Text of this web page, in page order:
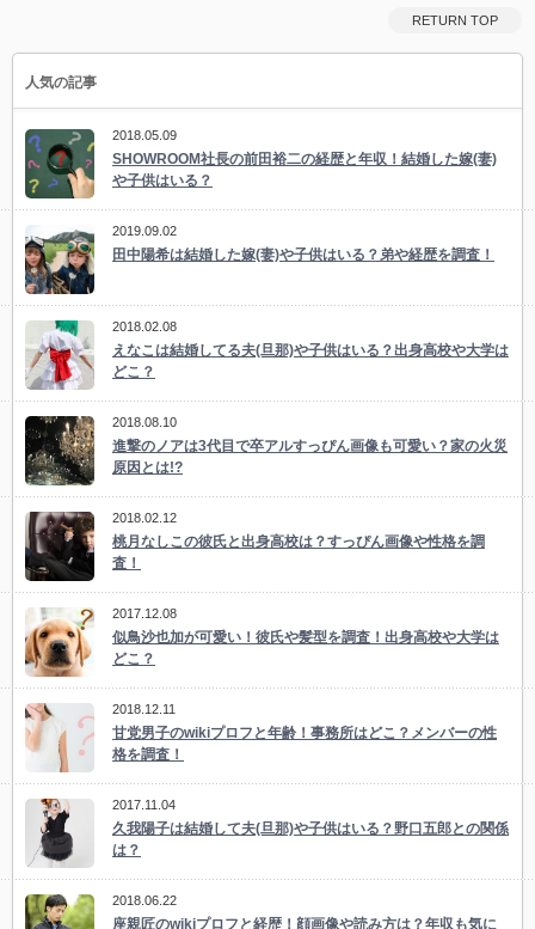
RETURN TOP
人気の記事
2018.05.09
SHOWROOM社長の前田裕二の経歴と年収！結婚した嫁(妻)
や子供はいる？
2019.09.02
田中陽希は結婚した嫁(妻)や子供はいる？弟や経歴を調査！
2018.02.08
えなこは結婚してる夫(旦那)や子供はいる？出身高校や大学は
どこ？
2018.08.10
進撃のノアは3代目で卒アルすっぴん画像も可愛い？家の火災
原因とは!?
2018.02.12
桃月なしこの彼氏と出身高校は？すっぴん画像や性格を調
査！
2017.12.08
似鳥沙也加が可愛い！彼氏や髪型を調査！出身高校や大学は
どこ？
2018.12.11
甘党男子のwikiプロフと年齢！事務所はどこ？メンバーの性
格を調査！
2017.11.04
久我陽子は結婚して夫(旦那)や子供はいる？野口五郎との関係
は？
2018.06.22
座親匠のwikiプロフと経歴！顔画像や読み方は？年収も気に